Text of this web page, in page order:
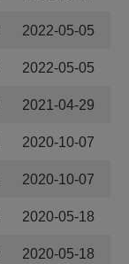
2022-05-05
2022-05-05
2021-04-29
2020-10-07
2020-10-07
2020-05-18
2020-05-18